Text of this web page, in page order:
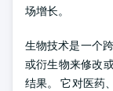
场增长。
生物技术是一个
或衍生物来修改
结果。 它对医药